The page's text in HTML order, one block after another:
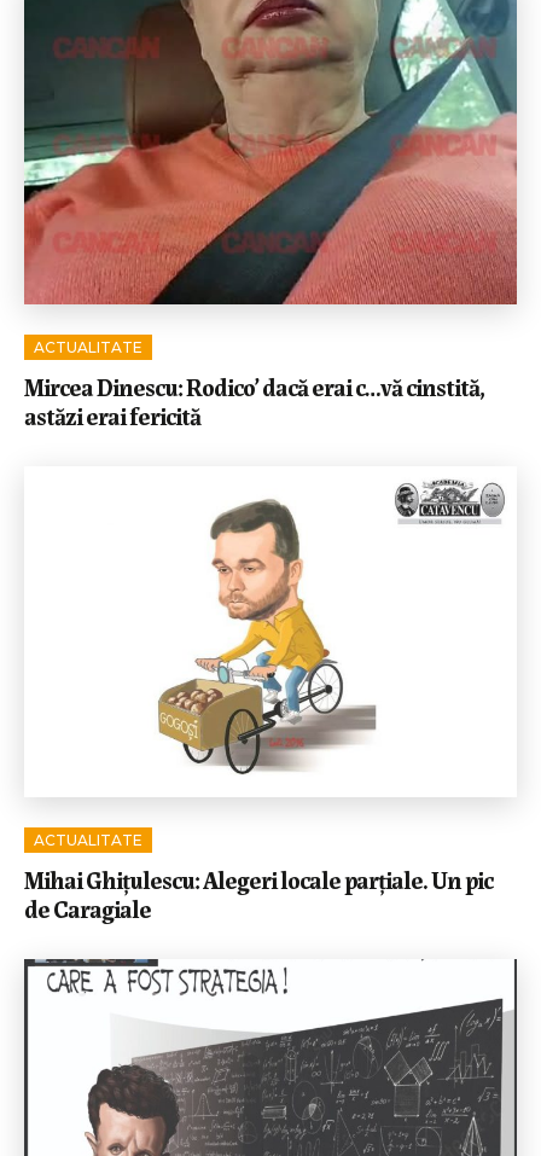
ACTUALITATE
Mircea Dinescu: Rodico’ dacă erai c…vă cinstită,
astăzi erai fericită
ACTUALITATE
Mihai Ghițulescu: Alegeri locale parțiale. Un pic
de Caragiale